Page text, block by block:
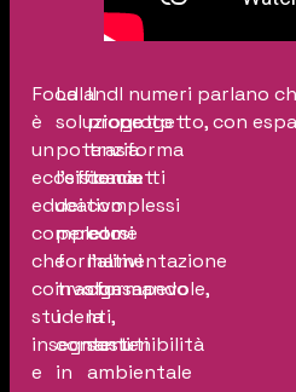
Foodland
è
un
ecosistema
educativo
completo
che
coinvolge
studenti,
insegnanti
e
La
soluzione
potenzia
l’efficacia
dei
percorsi
formativi
trasformando
i
contenuti
in
Il
progetto
trasforma
concetti
complessi
come
l’alimentazione
consapevole,
la
sostenibilità
ambientale
I numeri parlano
progetto, con